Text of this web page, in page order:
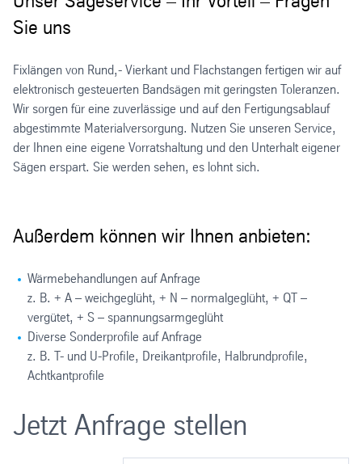
Sie uns
Fixlängen von Rund,- Vierkant und Flachstangen fertigen wir auf
elektronisch gesteuerten Bandsägen mit geringsten Toleranzen.
Wir sorgen für eine zuverlässige und auf den Fertigungsablauf
abgestimmte Materialversorgung. Nutzen Sie unseren Service,
der Ihnen eine eigene Vorratshaltung und den Unterhalt eigener
Sägen erspart. Sie werden sehen, es lohnt sich.
Außerdem können wir Ihnen anbieten:
Wärmebehandlungen auf Anfrage
z. B. + A – weichgeglüht, + N – normalgeglüht, + QT –
vergütet, + S – spannungsarmgeglüht
Diverse Sonderprofile auf Anfrage
z. B. T- und U-Profile, Dreikantprofile, Halbrundprofile,
Achtkantprofile
Jetzt Anfrage stellen